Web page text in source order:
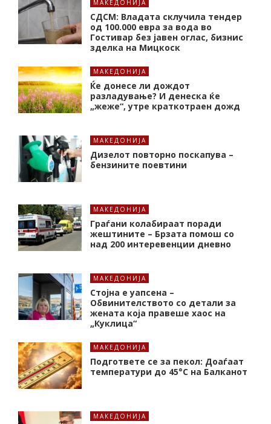
МАКЕДОНИЈА
СДСМ: Владата склучила тендер
од 100.000 евра за вода во
Гостивар без јавен оглас, бизнис
зделка на Мицкоск
МАКЕДОНИЈА
Ќе донесе ли дождот
разладување? И денеска ќе
„жеже“, утре краткотраен дожд
МАКЕДОНИЈА
Дизелот повторно поскапува –
бензините поевтини
МАКЕДОНИЈА
Граѓани колабираат поради
жештините – Брзата помош со
над 200 интеревенции дневно
МАКЕДОНИЈА
Стојна е уапсена –
Обвинителството со детали за
жената која правеше хаос на
„Куклица“
МАКЕДОНИЈА
Подгответе се за пекол: Доаѓаат
температури до 45°C на Балканот
МАКЕДОНИЈА